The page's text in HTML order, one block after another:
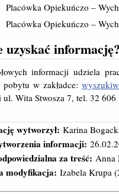
Placówka Opiekuńczo –
Placówka Opiekuńczo –
uzyskać informację?
informacji udziela
pobytu w zakładce:
ul. Wita Stwosza 7, tel. 32 606
wytworzył: Karina
informacji:
za treść: Anna
modyfikacja: Izabela Krupa